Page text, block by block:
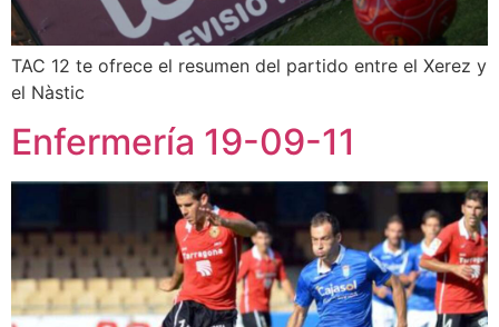
TAC 12 te ofrece el resumen del partido entre el Xerez y
el Nàstic
Enfermería 19-09-11